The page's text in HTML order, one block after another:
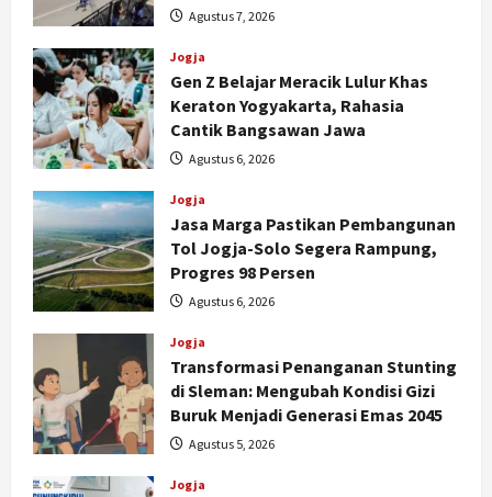
Agustus 7, 2026
Jogja
Gen Z Belajar Meracik Lulur Khas
Keraton Yogyakarta, Rahasia
Cantik Bangsawan Jawa
Agustus 6, 2026
Jogja
Jasa Marga Pastikan Pembangunan
Tol Jogja-Solo Segera Rampung,
Progres 98 Persen
Agustus 6, 2026
Jogja
Transformasi Penanganan Stunting
di Sleman: Mengubah Kondisi Gizi
Buruk Menjadi Generasi Emas 2045
Agustus 5, 2026
Jogja
Jogja
Peringatan HUT ke-270 Kota
pada UMKM dan Wisata